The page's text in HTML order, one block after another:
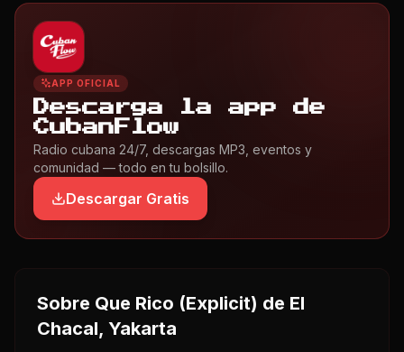
APP OFICIAL
Descarga la app de
CubanFlow
Radio cubana 24/7, descargas MP3, eventos y
comunidad — todo en tu bolsillo.
Descargar Gratis
Sobre Que Rico (Explicit) de El
Chacal, Yakarta